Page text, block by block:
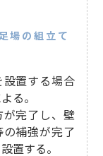
場の組立て
設置する場合
る。
完了し、壁
補強が完了
置する。